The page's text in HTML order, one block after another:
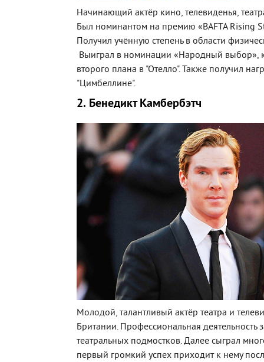
Начинающий актёр кино, телевиденья,
Был номинантом на премию «BAFTA Rising
Получил учённую степень в области
Выиграл в номинации «Народный выбор»,
второго плана в "Отелло". Также получил
"Цимбеллине".
2. Бенедикт Камбербэтч
Молодой, талантливый актёр театра и
Британии. Профессиональная деятельность
театральных подмостков. Далее сыграл
первый громкий успех приходит к нему